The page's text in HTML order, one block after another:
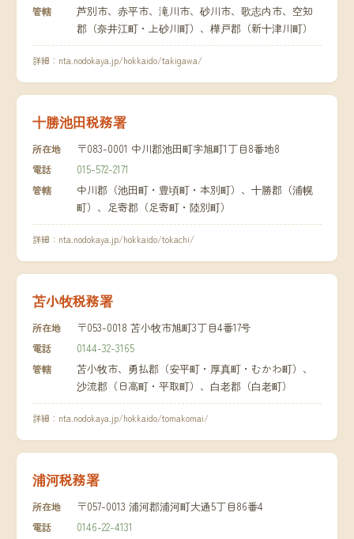
管轄
芦別市、赤平市、滝川市、砂川市、歌志内市、空知
郡（奈井江町・上砂川町）、樺戸郡（新十津川町）
詳細： nta.nodokaya.jp/hokkaido/takigawa/
十勝池田税務署
所在地 〒083-0001 中川郡池田町字旭町1丁目8番地8
電話 015-572-2171
管轄
中川郡（池田町・豊頃町・本別町）、十勝郡（浦幌
町）、足寄郡（足寄町・陸別町）
詳細： nta.nodokaya.jp/hokkaido/tokachi/
苫小牧税務署
所在地 〒053-0018 苫小牧市旭町3丁目4番17号
電話 0144-32-3165
管轄
苫小牧市、勇払郡（安平町・厚真町・むかわ町）、
沙流郡（日高町・平取町）、白老郡（白老町）
詳細： nta.nodokaya.jp/hokkaido/tomakomai/
浦河税務署
所在地 〒057-0013 浦河郡浦河町大通5丁目86番4
電話 0146-22-4131